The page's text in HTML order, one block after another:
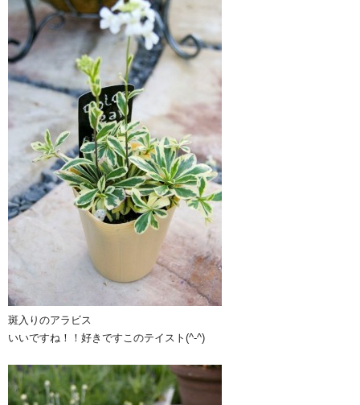
斑入りのアラビス
いいですね！！好きですこのテイスト(^-^)